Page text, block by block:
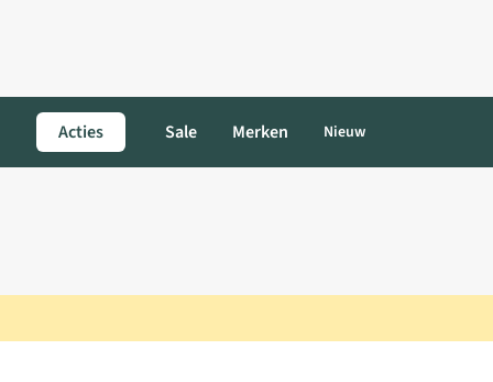
Acties Sale Merken Nieuw